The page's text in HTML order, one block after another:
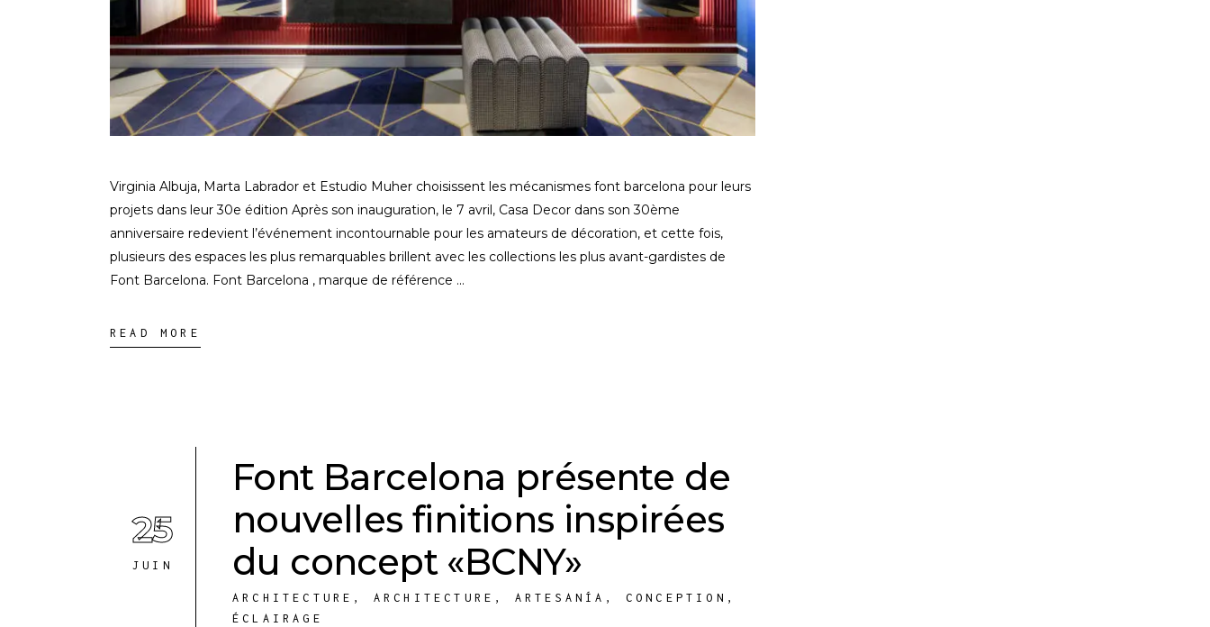
Virginia Albuja, Marta Labrador et Estudio Muher choisissent les mécanismes font barcelona pour leurs
projets dans leur 30e édition Après son inauguration, le 7 avril, Casa Decor dans son 30ème
anniversaire redevient l’événement incontournable pour les amateurs de décoration, et cette fois,
plusieurs des espaces les plus remarquables brillent avec les collections les plus avant-gardistes de
Font Barcelona. Font Barcelona , marque de référence
READ MORE
25
JUIN
Font Barcelona présente de
nouvelles finitions inspirées
du concept «BCNY»
ARCHITECTURE , ARCHITECTURE , ARTESANÍA , CONCEPTION ,
ÉCLAIRAGE